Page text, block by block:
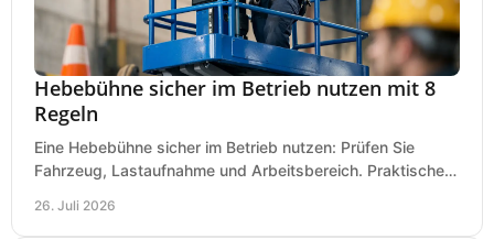
Hebebühne sicher im Betrieb nutzen mit 8
Regeln
Eine Hebebühne sicher im Betrieb nutzen: Prüfen Sie
Fahrzeug, Lastaufnahme und Arbeitsbereich. Praktische
26. Juli 2026